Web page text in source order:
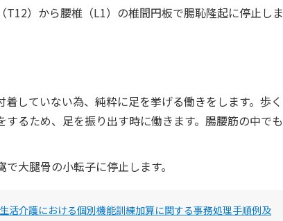
）から腰椎（L1）の椎間円板で腸恥隆起に停止しま
していない為、純粋に足を挙げる働きをします。歩く
るため、足を振り出す時に働きます。腸腰筋の中でも
大腿骨の小転子に停止します。
活介護における個別機能訓練加算に関する事務処理手順例及